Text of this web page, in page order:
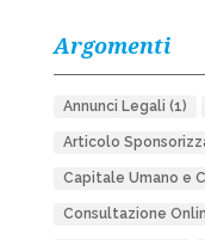
Argomenti
Annunci Legali (1)
Articolo
Capitale Umano e
Consultazione